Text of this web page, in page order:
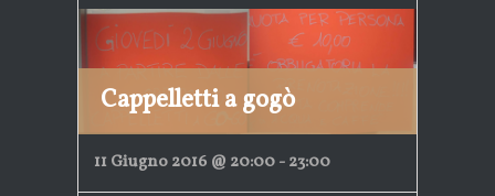
Cappelletti a gogò
11 Giugno 2016 @ 20:00-23:00